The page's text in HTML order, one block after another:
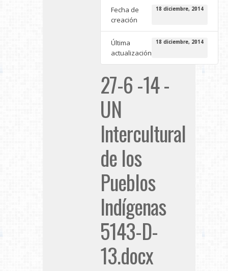
Fecha de
creación
18 diciembre, 2014
Última
actualización
18 diciembre, 2014
27-6 -14 -
UN
Intercultural
de los
Pueblos
Indígenas
5143-D-
13.docx